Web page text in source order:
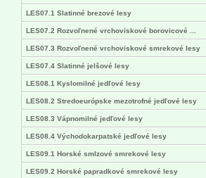
LES07.1 Slatinné brezové lesy
LES07.2 Rozvoľnené vrchoviskové borovicové ...
LES07.3 Rozvoľnené vrchoviskové smrekové lesy
LES07.4 Slatinné jelšové lesy
LES08.1 Kyslomilné jedľové lesy
LES08.2 Stredoeurópske mezotrofné jedľové lesy
LES08.3 Vápnomilné jedľové lesy
LES08.4 Východokarpatské jedľové lesy
LES09.1 Horské smlzové smrekové lesy
LES09.2 Horské papradkové smrekové lesy